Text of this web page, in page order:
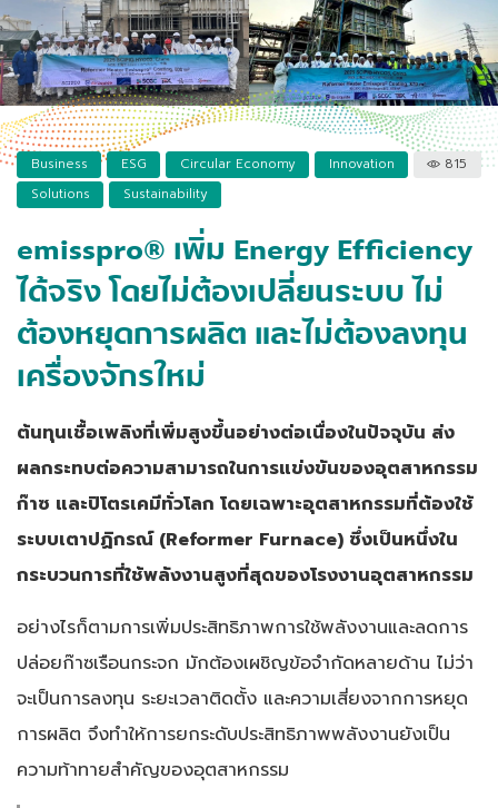
Business ESG Circular Economy
Innovation
Solutions
Sustainability
815
emisspro® เพิ่ม Energy Efficiency
ได้จริง โดยไม่ต้องเปลี่ยนระบบ ไม่
ต้องหยุดการผลิต และไม่ต้องลงทุน
เครื่องจักรใหม่
ต้นทุนเชื้อเพลิงที่เพิ่มสูงขึ้นอย่างต่อเนื่องในปัจจุบัน ส่ง
ผลกระทบต่อความสามารถในการแข่งขันของอุตสาหกรรม
ก๊าซ และปิโตรเคมีทั่วโลก โดยเฉพาะอุตสาหกรรมที่ต้องใช้
ระบบเตาปฏิกรณ์ (Reformer Furnace) ซึ่งเป็นหนึ่งใน
กระบวนการที่ใช้พลังงานสูงที่สุดของโรงงานอุตสาหกรรม
อย่างไรก็ตามการเพิ่มประสิทธิภาพการใช้พลังงานและลดการ
ปล่อยก๊าซเรือนกระจก มักต้องเผชิญข้อจำกัดหลายด้าน ไม่ว่า
จะเป็นการลงทุน ระยะเวลาติดตั้ง และความเสี่ยงจากการหยุด
การผลิต จึงทำให้การยกระดับประสิทธิภาพพลังงานยังเป็น
ความท้าทายสำคัญของอุตสาหกรรม